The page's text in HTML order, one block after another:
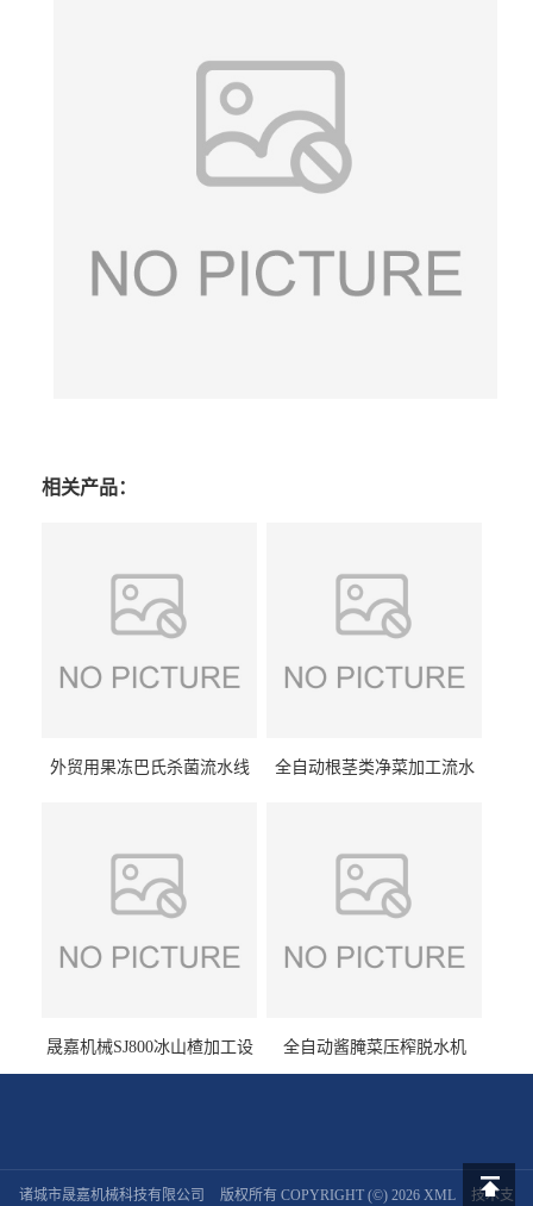
相关产品：
外贸用果冻巴氏杀菌流水线
全自动根茎类净菜加工流水
晟嘉机械SJ800冰山楂加工设
备 山楂浸糖机设备
全自动酱腌菜压榨脱水机
诸城市晟嘉机械科技有限公司 版权所有 COPYRIGHT (©) 2026 XML 技术支